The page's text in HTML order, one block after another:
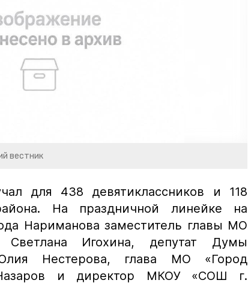
вестник
для 438 девятиклассников и 118
На праздничной линейке на
Нариманова заместитель главы МО
Светлана Игохина, депутат Думы
Нестерова, глава МО «Город
и директор МКОУ «СОШ г.